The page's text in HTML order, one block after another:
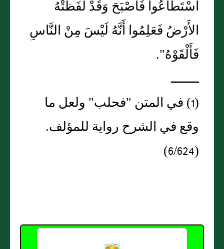
اسْتَطَاعُوا فَأَصْبَحَ وَقَدْ لَفَظَتْهُ
الأَرْضُ فَعَلِمُوا أَنَّهُ لَيْسَ مِنْ النَّاسِ
فَأَلْقَوْهُ".
ـــــــ
(1) في المتن "فحلب" ولعل ما
وقع في الشرح رواية للمؤلف.
(6/624)